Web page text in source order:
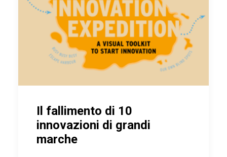
Il fallimento di 10
innovazioni di grandi
marche